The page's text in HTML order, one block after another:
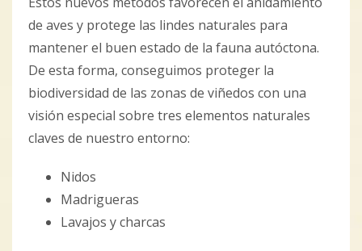
de aves y protege las lindes naturales para
mantener el buen estado de la fauna autóctona.
De esta forma, conseguimos proteger la
biodiversidad de las zonas de viñedos con una
visión especial sobre tres elementos naturales
claves de nuestro entorno:
Nidos
Madrigueras
Lavajos y charcas